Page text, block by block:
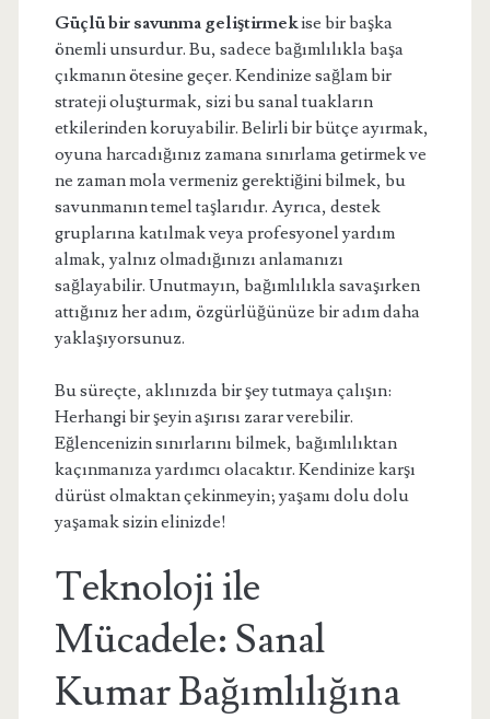
Güçlü bir savunma geliştirmekise bir başka
önemli unsurdur. Bu, sadece bağımlılıkla başa
çıkmanın ötesine geçer. Kendinize sağlam bir
strateji oluşturmak, sizi bu sanal tuakların
etkilerinden koruyabilir. Belirli bir bütçe ayırmak,
oyuna harcadığınız zamana sınırlama getirmek ve
ne zaman mola vermeniz gerektiğini bilmek, bu
savunmanın temel taşlarıdır. Ayrıca, destek
gruplarına katılmak veya profesyonel yardım
almak, yalnız olmadığınızı anlamanızı
sağlayabilir. Unutmayın, bağımlılıkla savaşırken
attığınız her adım, özgürlüğünüze bir adım daha
yaklaşıyorsunuz.
Bu süreçte, aklınızda bir şey tutmaya çalışın:
Herhangi bir şeyin aşırısı zarar verebilir.
Eğlencenizin sınırlarını bilmek, bağımlılıktan
kaçınmanıza yardımcı olacaktır. Kendinize karşı
dürüst olmaktan çekinmeyin; yaşamı dolu dolu
yaşamak sizin elinizde!
Teknoloji ile
Mücadele: Sanal
Kumar Bağımlılığına